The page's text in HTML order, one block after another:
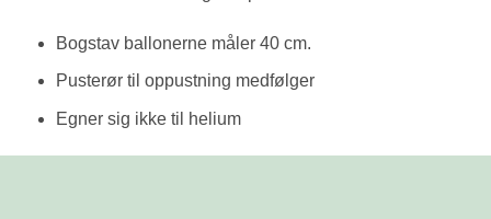
Bogstav ballonerne måler 40 cm.
Pusterør til oppustning medfølger
Egner sig ikke til helium